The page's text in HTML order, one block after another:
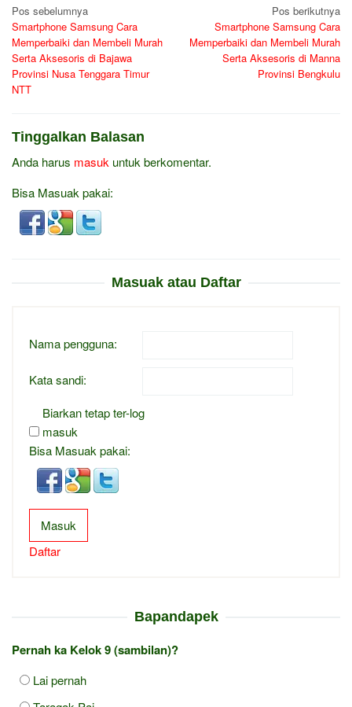
Navigasi
pos
Pos sebelumnya
Smartphone Samsung Cara
Memperbaiki dan Membeli Murah
Serta Aksesoris di Bajawa
Provinsi Nusa Tenggara Timur
NTT
Pos berikutnya
Smartphone Samsung Cara
Memperbaiki dan Membeli Murah
Serta Aksesoris di Manna
Provinsi Bengkulu
Tinggalkan Balasan
Anda harus masuk untuk berkomentar.
Bisa Masuak pakai:
Masuak atau Daftar
Nama pengguna:
Kata sandi:
Biarkan tetap ter-log
masuk
Bisa Masuak pakai:
Masuk
Daftar
Bapandapek
Pernah ka Kelok 9 (sambilan)?
Lai pernah